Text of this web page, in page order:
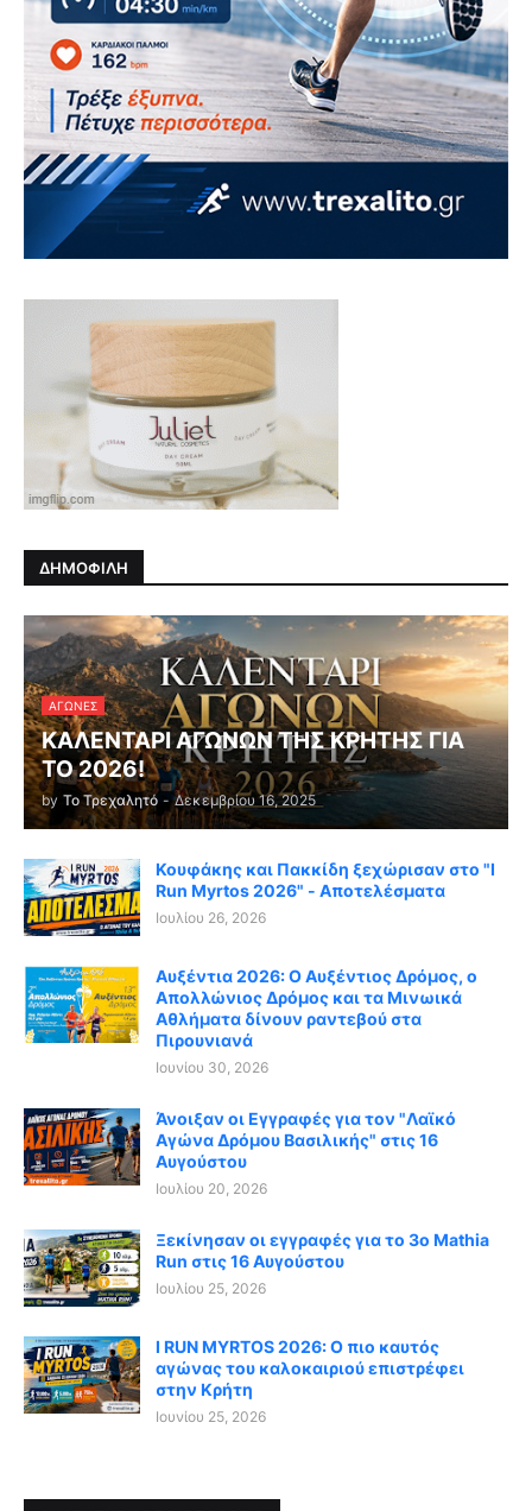
ΔΗΜΟΦΙΛΗ
ΑΓΏΝΕΣ
ΚΑΛΕΝΤΑΡΙ ΑΓΩΝΩΝ ΤΗΣ ΚΡΗΤΗΣ ΓΙΑ
ΤΟ 2026!
by Το Τρεχαλητό - Δεκεμβρίου 16, 2025
Κουφάκης και Πακκίδη ξεχώρισαν στο "I
Run Myrtos 2026" - Αποτελέσματα
Ιουλίου 26, 2026
Αυξέντια 2026: Ο Αυξέντιος Δρόμος, ο
Απολλώνιος Δρόμος και τα Μινωικά
Αθλήματα δίνουν ραντεβού στα
Πιρουνιανά
Ιουνίου 30, 2026
Άνοιξαν οι Εγγραφές για τον "Λαϊκό
Αγώνα Δρόμου Βασιλικής" στις 16
Αυγούστου
Ιουλίου 20, 2026
Ξεκίνησαν οι εγγραφές για το 3ο Mathia
Run στις 16 Αυγούστου
Ιουλίου 25, 2026
I RUN MYRTOS 2026: Ο πιο καυτός
αγώνας του καλοκαιριού επιστρέφει
στην Κρήτη
Ιουνίου 25, 2026